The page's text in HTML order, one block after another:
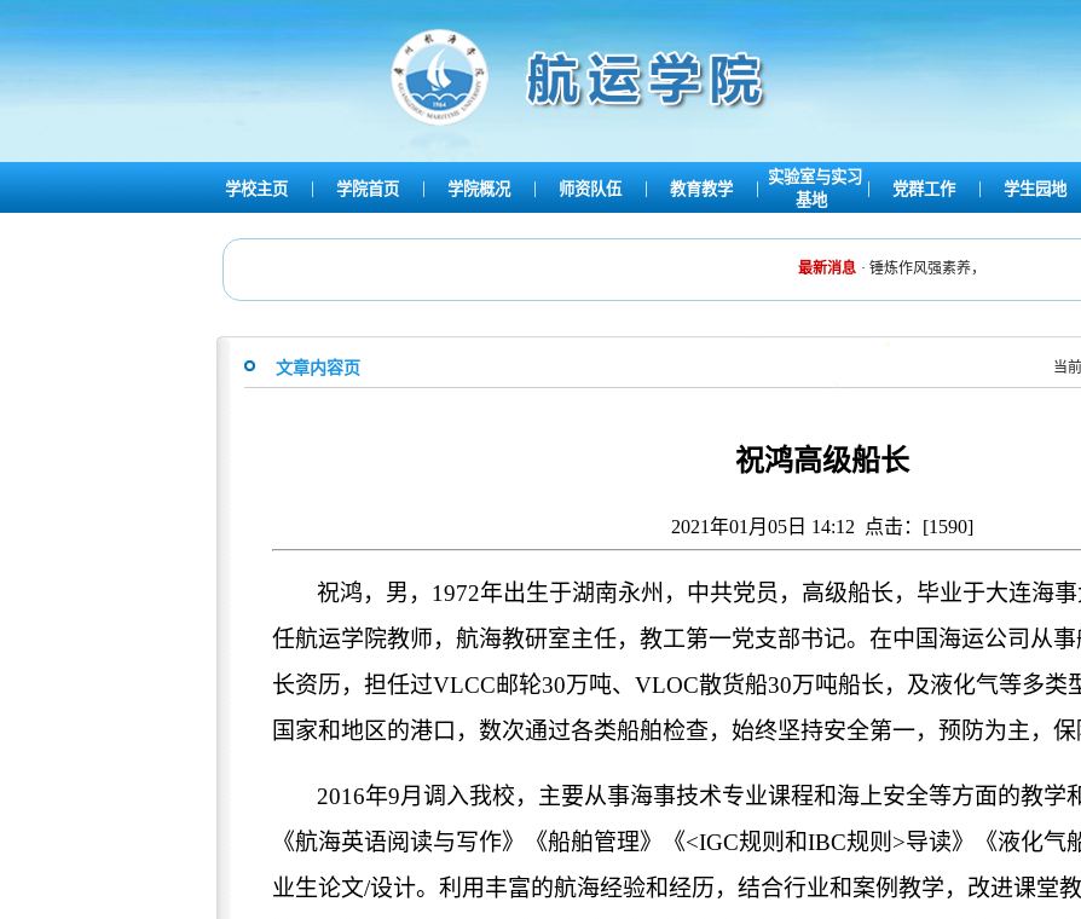
学校主页 | 学院首页 | 学院概况 | 师资队伍 | 教育教学 |
实验室与实习
基地
| 党群工作 | 学生园地
最新消息 ·锤炼作风强素养，英姿飒爽展风采
文章内容页 当
祝鸿高级船长
2021年01月05日 14:12 点击：[1590]
祝鸿，男，1972年出生于湖南永州，中共党员，高级船长，毕业于大连海
任航运学院教师，航海教研室主任，教工第一党支部书记。在中国海运公司从
长资历，担任过VLCC邮轮30万吨、VLOC散货船30万吨船长，及液化气等多类
国家和地区的港口，数次通过各类船舶检查，始终坚持安全第一，预防为主，保
2016年9月调入我校，主要从事海事技术专业课程和海上安全等方面的教学
《航海英语阅读与写作》《船舶管理》《<IGC规则和IBC规则>导读》《液化气
业生论文/设计。利用丰富的航海经验和经历，结合行业和案例教学，改进课堂